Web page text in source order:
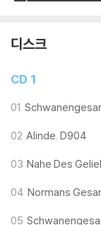
디스크
CD 1
01
02 Alinde. D904
03 Nahe Des
04 Normans
05